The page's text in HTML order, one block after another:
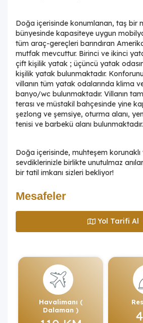
Doğa içerisinde konumlanan, taş bir
bünyesinde kapasiteye uygun
tüm araç-gereçleri barındıran
mutfak mevcuttur. Birinci ve ikinci
çift kişilik yatak ; üçüncü yatak
kişilik yatak bulunmaktadır.
villanın tüm yatak odalarında klima
banyo/wc bulunmaktadır. Villanın
terası ve müstakil bahçesinde yine
şezlong ve şemsiye, oturma alanı,
tenisi ve barbekü alanı bulunmaktadır.
Doğa içerisinde, muhteşem korunaklı
sevdiklerinizle birlikte unutulmaz
bir tatil imkanı sizleri bekliyor!
Mesafeler
Yol Tarifi Al
Havalimanı (
Dalaman )